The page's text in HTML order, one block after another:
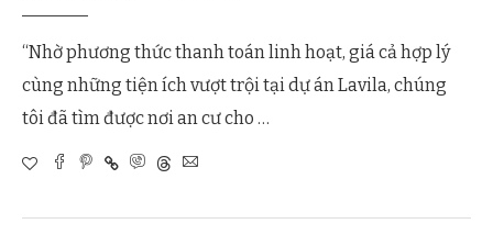
“Nhờ phương thức thanh toán linh hoạt, giá cả hợp lý
cùng những tiện ích vượt trội tại dự án Lavila, chúng
tôi đã tìm được nơi an cư cho …